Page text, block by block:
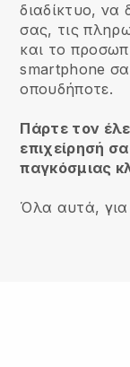
διαδίκτυο, να
σας, τις
και το
smartphone
οπουδήποτε.
Πάρτε τον
επιχείρησή
παγκόσμιας
Όλα αυτά, για